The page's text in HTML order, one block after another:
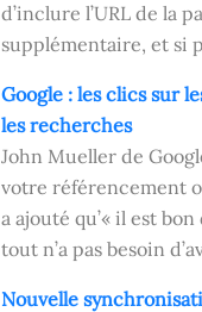
d’inclure l’URL de la
supplémentaire, et si
Google : les clics sur
les recherches
John Mueller de
votre référencement
a ajouté qu’« il est
tout n’a pas besoin
Nouvelle